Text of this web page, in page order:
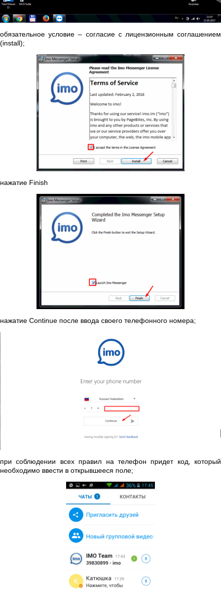
обязательное условие – согласие с лицензионным соглашением
(install);
нажатие Finish
нажатие Continue после ввода своего телефонного номера;
при соблюдении всех правил на телефон придет код, который
необходимо ввести в открывшееся поле;